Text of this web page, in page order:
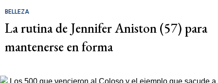
BELLEZA
La rutina de Jennifer Aniston (57) para
mantenerse en forma